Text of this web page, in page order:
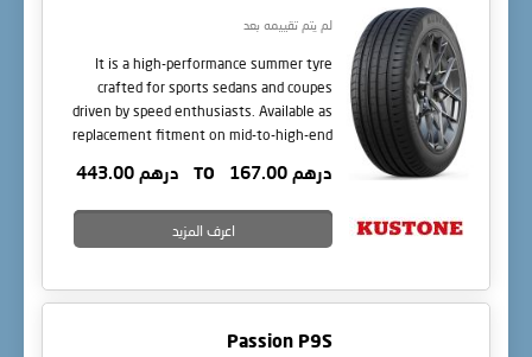
لم يتم تقييمه بعد
It is a high-performance summer tyre
crafted for sports sedans and coupes
driven by speed enthusiasts. Available as
replacement fitment on mid-to-high-end
km/h). The Passion P9 delivers sharp
handling, wet grip, and sleek style for
dynamic UAE roads.
درهم 167.00 درهم 443.00
اعرف المزيد
Passion P9S